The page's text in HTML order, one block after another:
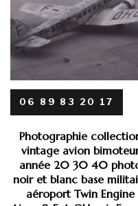
06 89 83 20 17
Photographie
vintage avion
année 20 30 40
noir et blanc base
aéroport Twin Engine